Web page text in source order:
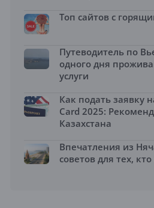
Топ сайтов с
Путеводитель по
одного дня
услуги
Как подать заявку
Card 2025:
Казахстана
Впечатления из
советов для тех,